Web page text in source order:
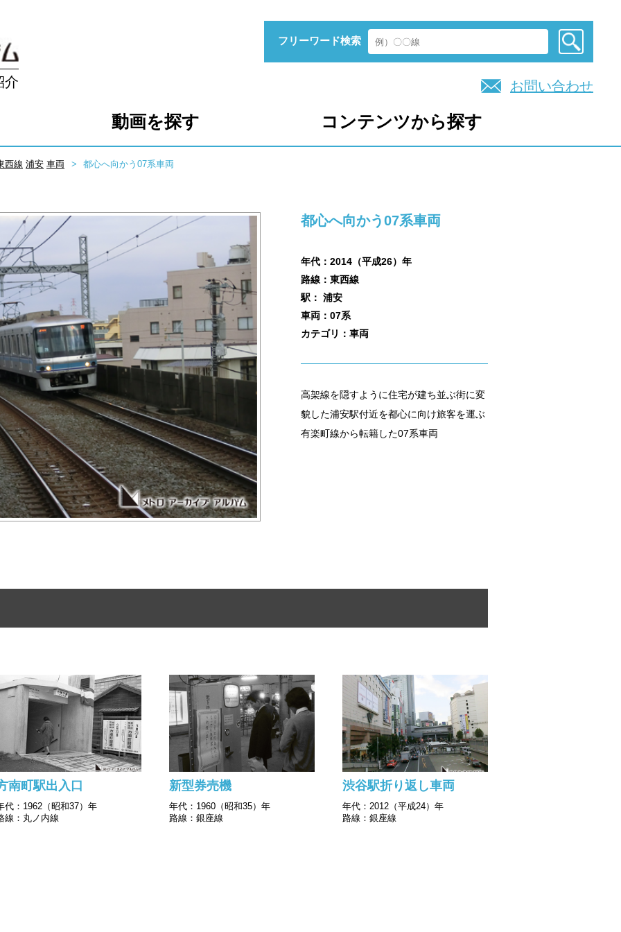
介
フリーワード検索
お問い合わせ
動画を探す コンテンツから探す
西線 浦安 車両 都心へ向かう07系車両
都心へ向かう07系車両
年代：2014（平成26）年
路線：東西線
駅： 浦安
車両：07系
カテゴリ：車両
高架線を隠すように住宅が建ち並ぶ街に変
貌した浦安駅付近を都心に向け旅客を運ぶ
有楽町線から転籍した07系車両
南町駅出入口
代：1962（昭和37）年
線：丸ノ内線
新型券売機
年代：1960（昭和35）年
路線：銀座線
渋谷駅折り返し車両
年代：2012（平成24）年
路線：銀座線